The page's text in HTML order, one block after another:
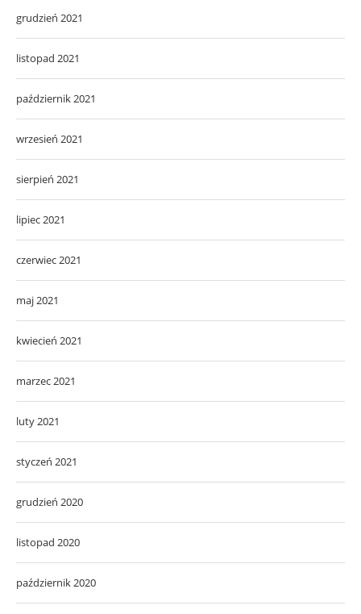
grudzień 2021
listopad 2021
październik 2021
wrzesień 2021
sierpień 2021
lipiec 2021
czerwiec 2021
maj 2021
kwiecień 2021
marzec 2021
luty 2021
styczeń 2021
grudzień 2020
listopad 2020
październik 2020